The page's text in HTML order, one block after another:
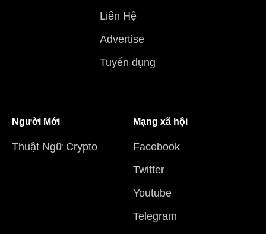
Liên Hệ
Advertise
Tuyển dụng
Người Mới
Thuật Ngữ Crypto
Mạng xã hội
Facebook
Twitter
Youtube
Telegram